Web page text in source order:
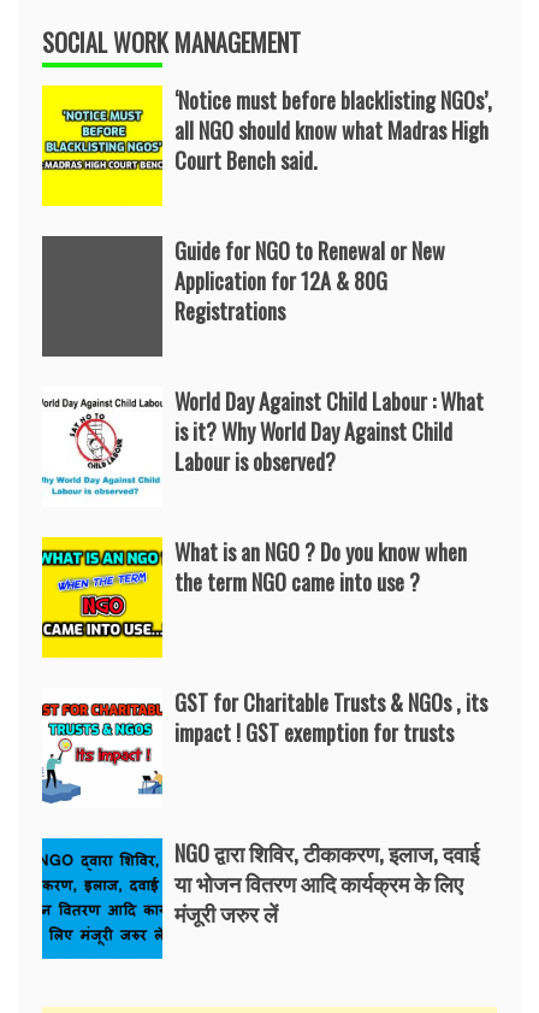
SOCIAL WORK MANAGEMENT
‘Notice must before blacklisting NGOs’,
all NGO should know what Madras High
Court Bench said.
Guide for NGO to Renewal or New
Application for 12A & 80G
Registrations
World Day Against Child Labour : What
is it? Why World Day Against Child
Labour is observed?
What is an NGO ? Do you know when
the term NGO came into use ?
GST for Charitable Trusts & NGOs , its
impact ! GST exemption for trusts
NGO द्वारा शिविर, टीकाकरण, इलाज, दवाई
या भोजन वितरण आदि कार्यक्रम के लिए
मंजूरी जरुर लें